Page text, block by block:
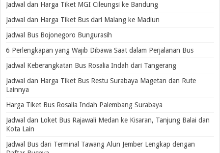
Jadwal dan Harga Tiket MGI Cileungsi ke Bandung
Jadwal dan Harga Tiket Bus dari Malang ke Madiun
Jadwal Bus Bojonegoro Bungurasih
6 Perlengkapan yang Wajib Dibawa Saat dalam Perjalanan Bus
Jadwal Keberangkatan Bus Rosalia Indah dari Tangerang
Jadwal dan Harga Tiket Bus Restu Surabaya Magetan dan Rute
Lainnya
Harga Tiket Bus Rosalia Indah Palembang Surabaya
Jadwal dan Loket Bus Rajawali Medan ke Kisaran, Tanjung Balai dan
Kota Lain
Jadwal Bus dari Terminal Tawang Alun Jember Lengkap dengan